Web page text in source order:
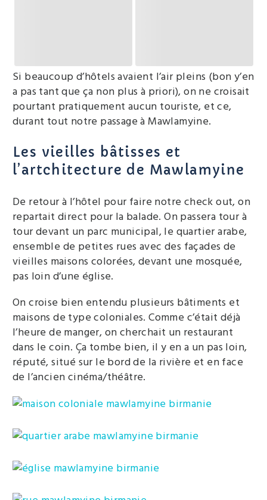
Si beaucoup d’hôtels avaient l’air pleins (bon y’en
a pas tant que ça non plus à priori), on ne croisait
pourtant pratiquement aucun touriste, et ce,
durant tout notre passage à Mawlamyine.
Les vieilles bâtisses et
l’artchitecture de Mawlamyine
De retour à l’hôtel pour faire notre check out, on
repartait direct pour la balade. On passera tour à
tour devant un parc municipal, le quartier arabe,
ensemble de petites rues avec des façades de
vieilles maisons colorées, devant une mosquée,
pas loin d’une église.
On croise bien entendu plusieurs bâtiments et
maisons de type coloniales. Comme c’était déjà
l’heure de manger, on cherchait un restaurant
dans le coin. Ça tombe bien, il y en a un pas loin,
réputé, situé sur le bord de la rivière et en face
de l’ancien cinéma/théâtre.